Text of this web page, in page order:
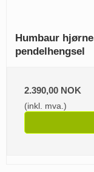
Humbaur
pendelhengsel
2.390,00 NOK
(inkl. mva.)